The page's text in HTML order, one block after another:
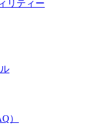
リティー
）